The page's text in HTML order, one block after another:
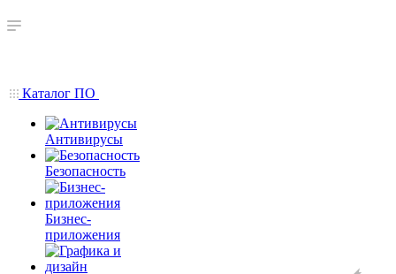
Каталог ПО
Антивирусы
Безопасность
Бизнес-
приложения